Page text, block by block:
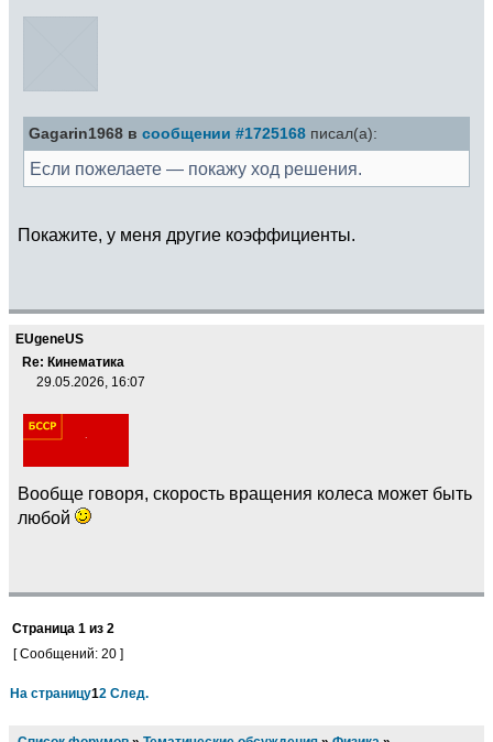
Gagarin1968 в сообщении #1725168 писал(а):
Если пожелаете — покажу ход решения.
Покажите, у меня другие коэффициенты.
EUgeneUS
Re: Кинематика
29.05.2026, 16:07
Вообще говоря, скорость вращения колеса может быть
любой
Страница 1 из 2
[ Сообщений: 20 ]
На страницу12 След.